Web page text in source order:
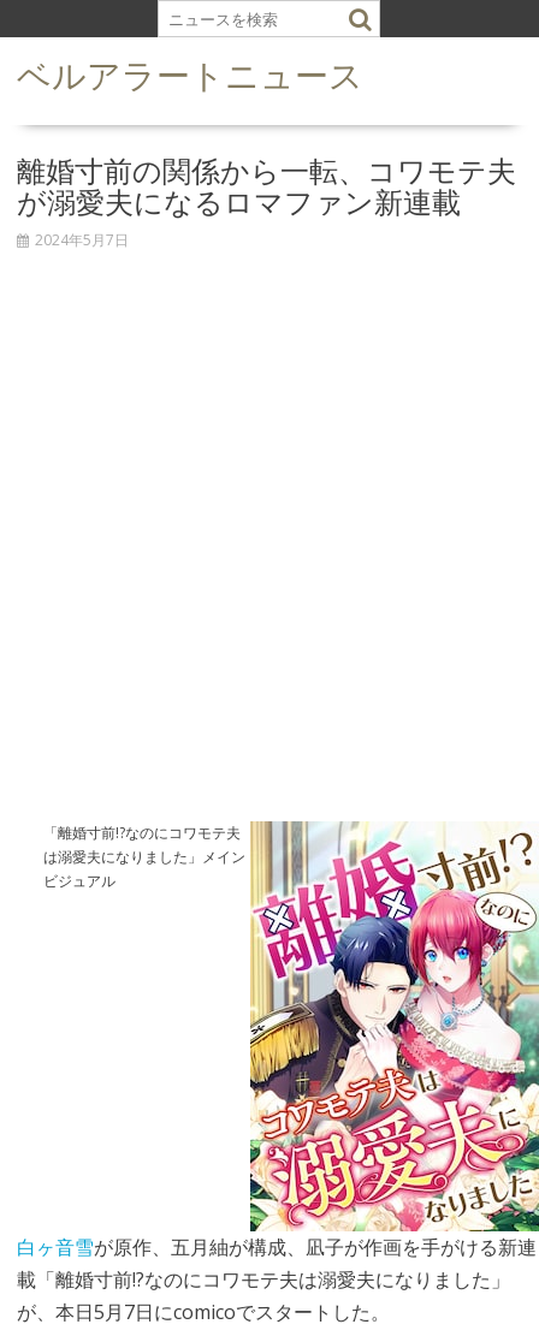
k
ベルアラートニュース
離婚寸前の関係から一転、コワモテ夫
が溺愛夫になるロマファン新連載
2024年5月7日
「離婚寸前!?なのにコワモテ夫
は溺愛夫になりました」メイン
ビジュアル
白ヶ音雪が原作、五月紬が構成、凪子が作画を手がける新連
載「離婚寸前!?なのにコワモテ夫は溺愛夫になりました」
が、本日5月7日にcomicoでスタートした。